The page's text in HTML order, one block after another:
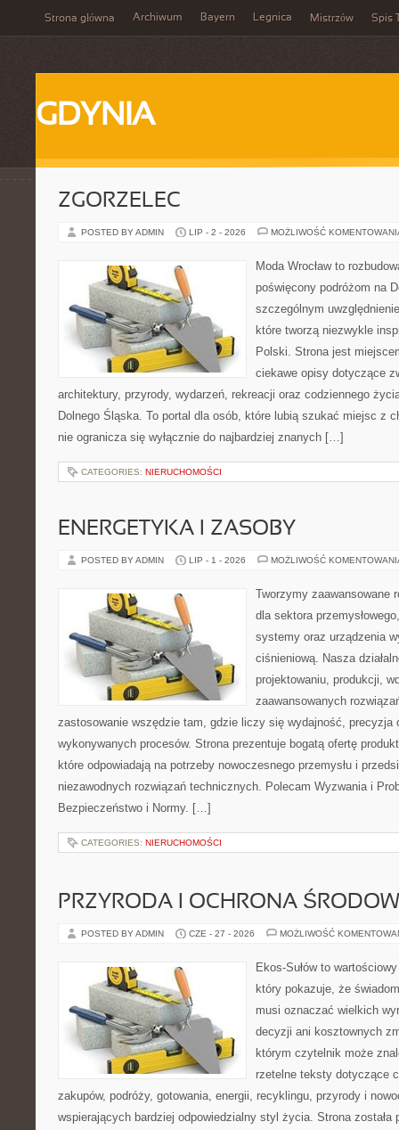
Strona główna Archiwum Bayern Legnica Mistrzów Spis
GDYNIA
ZGORZELEC
POSTED BY ADMIN LIP - 2 - 2026 MOŻLIWOŚĆ
Moda Wrocław to
poświęcony podróżom na
szczególnym
które tworzą niezwykle
Polski. Strona jest
ciekawe opisy dotyczące
architektury, przyrody, wydarzeń, rekreacji oraz codziennego
Dolnego Śląska. To portal dla osób, które lubią szukać miejsc z
nie ogranicza się wyłącznie do najbardziej znanych […]
CATEGORIES: NIERUCHOMOŚCI
ENERGETYKA I ZASOBY
POSTED BY ADMIN LIP - 1 - 2026 MOŻLIWOŚĆ
Tworzymy zaawansowane
dla sektora
systemy oraz urządzenia
ciśnieniową. Nasza
projektowaniu, produkcji,
zaawansowanych
zastosowanie wszędzie tam, gdzie liczy się wydajność, precyzja
wykonywanych procesów. Strona prezentuje bogatą ofertę
które odpowiadają na potrzeby nowoczesnego przemysłu i
niezawodnych rozwiązań technicznych. Polecam Wyzwania i
Bezpieczeństwo i Normy. […]
CATEGORIES: NIERUCHOMOŚCI
PRZYRODA I OCHRONA
POSTED BY ADMIN CZE - 27 - 2026 MOŻLIWOŚĆ
Ekos-Sułów to
który pokazuje, że
musi oznaczać wielkich
decyzji ani kosztownych
którym czytelnik może
rzetelne teksty dotyczące
zakupów, podróży, gotowania, energii, recyklingu, przyrody i
wspierających bardziej odpowiedzialny styl życia. Strona została